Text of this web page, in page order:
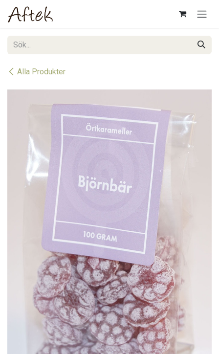
Hoppa till innehåll
Alla Produkter